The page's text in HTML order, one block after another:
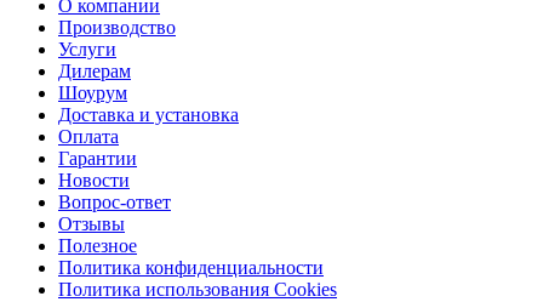
О компании
Производство
Услуги
Дилерам
Шоурум
Доставка и установка
Оплата
Гарантии
Новости
Вопрос-ответ
Отзывы
Полезное
Политика конфиденциальности
Политика использования Cookies